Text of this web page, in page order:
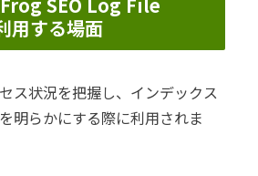
用する場面
ス状況を把握し、インデックス
明らかにする際に利用されま